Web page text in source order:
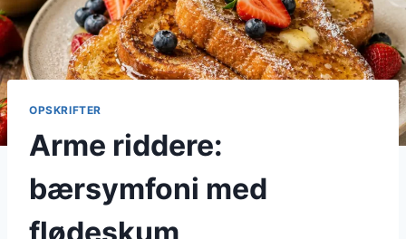
OPSKRIFTER
Arme riddere:
bærsymfoni med
flødeskum